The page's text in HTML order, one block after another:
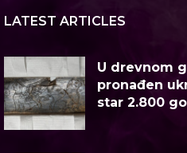
LATEST ARTICLES
U drevnom
pronađen
star 2.800